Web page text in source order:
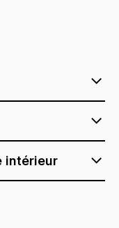
intérieur